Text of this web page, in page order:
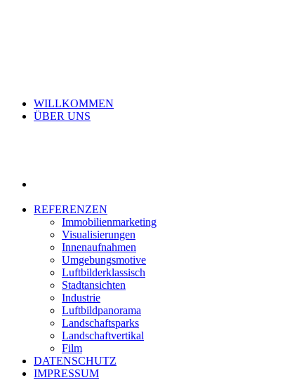
WILLKOMMEN
ÜBER UNS
REFERENZEN
Immobilienmarketing
Visualisierungen
Innenaufnahmen
Umgebungsmotive
Luftbilderklassisch
Stadtansichten
Industrie
Luftbildpanorama
Landschaftsparks
Landschaftvertikal
Film
DATENSCHUTZ
IMPRESSUM